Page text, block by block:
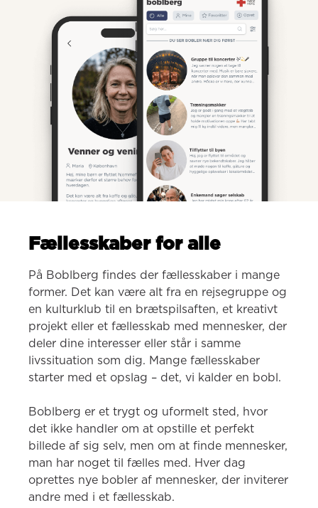
Fællesskaber for alle
På Boblberg findes der fællesskaber i mange
former. Det kan være alt fra en rejsegruppe og
en kulturklub til en brætspilsaften, et kreativt
projekt eller et fællesskab med mennesker, der
deler dine interesser eller står i samme
livssituation som dig. Mange fællesskaber
starter med et opslag – det, vi kalder en bobl.
Boblberg er et trygt og uformelt sted, hvor
det ikke handler om at opstille et perfekt
billede af sig selv, men om at finde mennesker,
man har noget til fælles med. Hver dag
oprettes nye bobler af mennesker, der inviterer
andre med i et fællesskab.